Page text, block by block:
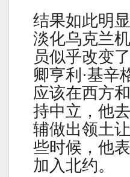
结果如此明
淡化乌克兰
员似乎改变
卿亨利·基辛
应该在西方
持中立，他
辅做出领土
些时候，他
加入北约。